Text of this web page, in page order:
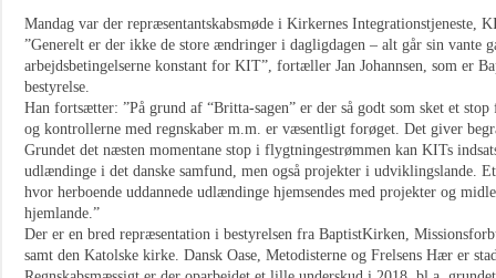
Mandag var der repræsentantskabsmøde i Kirkernes Integrationstjeneste,
”Generelt er der ikke de store ændringer i dagligdagen – alt går sin vante
arbejdsbetingelserne konstant for KIT”, fortæller Jan Johannsen, som er
bestyrelse.
Han fortsætter: ”På grund af “Britta-sagen” er der så godt som sket et
og kontrollerne med regnskaber m.m. er væsentligt forøget. Det giver
Grundet det næsten momentane stop i flygtningestrømmen kan KITs
udlændinge i det danske samfund, men også projekter i udviklingslande.
hvor herboende uddannede udlændinge hjemsendes med projekter og
hjemlande.”
Der er en bred repræsentation i bestyrelsen fra BaptistKirken,
samt den Katolske kirke. Dansk Oase, Metodisterne og Frelsens Hær er